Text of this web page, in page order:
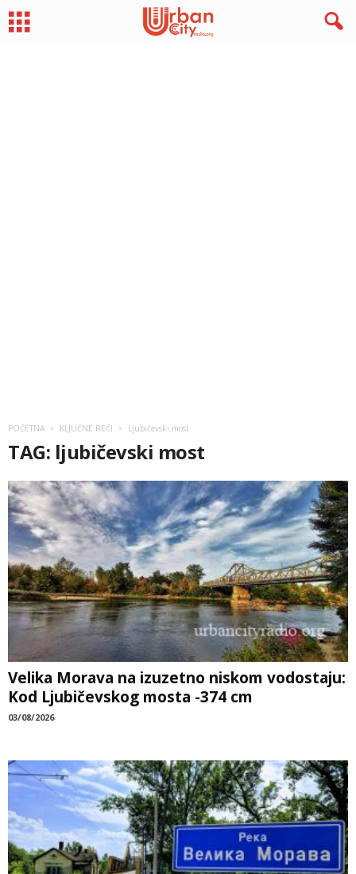
POČETNA KLJUČNE REČI Ljubičevski most
TAG: ljubičevski most
Velika Morava na izuzetno niskom vodostaju:
Kod Ljubičevskog mosta -374 cm
03/08/2026